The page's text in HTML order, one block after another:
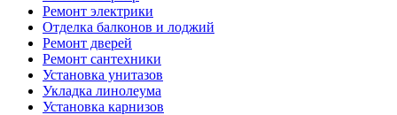
Ремонт электрики
Отделка балконов и лоджий
Ремонт дверей
Ремонт сантехники
Установка унитазов
Укладка линолеума
Установка карнизов